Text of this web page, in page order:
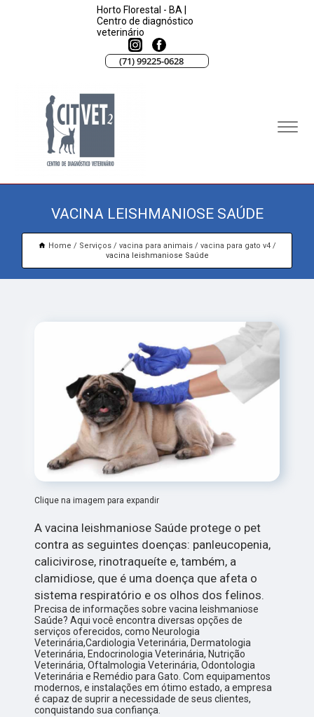
Horto Florestal - BA |
Centro de diagnóstico
veterinário
(71) 99225-0628
VACINA LEISHMANIOSE SAÚDE
Home Serviços vacina para animais
vacina para gato v4
vacina leishmaniose Saúde
Clique na imagem para expandir
A vacina leishmaniose Saúde protege o pet
contra as seguintes doenças: panleucopenia,
calicivirose, rinotraqueíte e, também, a
clamidiose, que é uma doença que afeta o
sistema respiratório e os olhos dos felinos.
Precisa de informações sobre vacina leishmaniose
Saúde? Aqui você encontra diversas opções de
serviços oferecidos, como Neurologia
Veterinária,Cardiologia Veterinária, Dermatologia
Veterinária, Endocrinologia Veterinária, Nutrição
Veterinária, Oftalmologia Veterinária, Odontologia
Veterinária e Remédio para Gato. Com equipamentos
modernos, e instalações em ótimo estado, a empresa
é capaz de suprir a necessidade de seus clientes,
conquistando sua confiança.